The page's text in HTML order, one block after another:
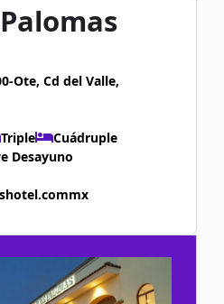
Ote, Cd del Valle,
Triple
Cuádruple
Desayuno